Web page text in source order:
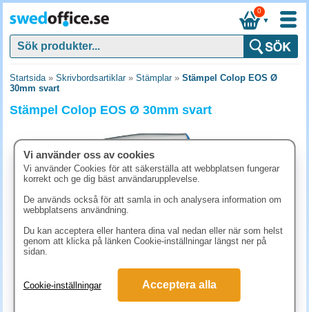
▼
0
Startsida» Skrivbordsartiklar» Stämplar» Stämpel Colop EOS Ø
30mm svart
Stämpel Colop EOS Ø 30mm svart
623.80 kr (inkl. moms)
Vi använder oss av cookies
Vi använder Cookies för att säkerställa att webbplatsen fungerar
korrekt och ge dig bäst användarupplevelse.
De används också för att samla in och analysera information om
webbplatsens användning.
Du kan acceptera eller hantera dina val nedan eller när som helst
genom att klicka på länken Cookie-inställningar längst ner på
sidan.
Cookie-inställningar Acceptera alla